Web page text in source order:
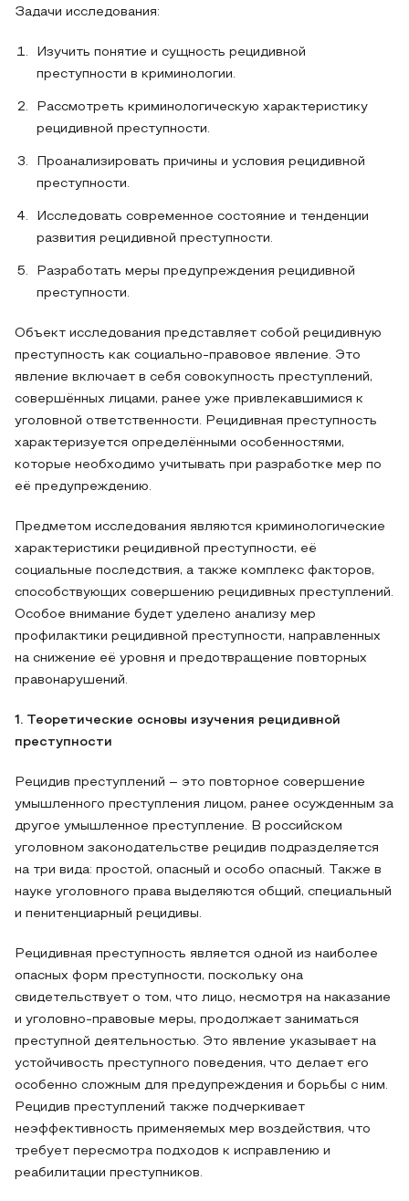
Задачи исследования:
Изучить понятие и сущность рецидивной
преступности в криминологии.
Рассмотреть криминологическую характеристику
рецидивной преступности.
Проанализировать причины и условия рецидивной
преступности.
Исследовать современное состояние и тенденции
развития рецидивной преступности.
Разработать меры предупреждения рецидивной
преступности.
Объект исследования представляет собой рецидивную
преступность как социально-правовое явление. Это
явление включает в себя совокупность преступлений,
совершённых лицами, ранее уже привлекавшимися к
уголовной ответственности. Рецидивная преступность
характеризуется определёнными особенностями,
которые необходимо учитывать при разработке мер по
её предупреждению.
Предметом исследования являются криминологические
характеристики рецидивной преступности, её
социальные последствия, а также комплекс факторов,
способствующих совершению рецидивных преступлений.
Особое внимание будет уделено анализу мер
профилактики рецидивной преступности, направленных
на снижение её уровня и предотвращение повторных
правонарушений.
1. Теоретические основы изучения рецидивной
преступности
Рецидив преступлений – это повторное совершение
умышленного преступления лицом, ранее осужденным за
другое умышленное преступление. В российском
уголовном законодательстве рецидив подразделяется
на три вида: простой, опасный и особо опасный. Также в
науке уголовного права выделяются общий, специальный
и пенитенциарный рецидивы.
Рецидивная преступность является одной из наиболее
опасных форм преступности, поскольку она
свидетельствует о том, что лицо, несмотря на наказание
и уголовно-правовые меры, продолжает заниматься
преступной деятельностью. Это явление указывает на
устойчивость преступного поведения, что делает его
особенно сложным для предупреждения и борьбы с ним.
Рецидив преступлений также подчеркивает
неэффективность применяемых мер воздействия, что
требует пересмотра подходов к исправлению и
реабилитации преступников.